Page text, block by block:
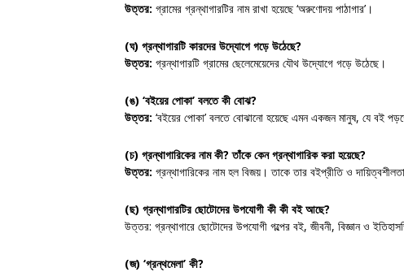
উত্তর: গ্রামের গ্রন্থাগারটির নাম রাখা হয়েছে ‘অরুণোদয় পাঠাগার’।
(ঘ) গ্রন্থাগারটি কারদের উদ্যোগে গড়ে উঠেছে?
উত্তর: গ্রন্থাগারটি গ্রামের ছেলেমেয়েদের যৌথ উদ্যোগে গড়ে উঠেছে।
(ঙ) ‘বইয়ের পোকা’ বলতে কী বোঝ?
উত্তর: ‘বইয়ের পোকা’ বলতে বোঝানো হয়েছে এমন একজন মানুষ, যে বই
(চ) গ্রন্থাগারিকের নাম কী? তাঁকে কেন গ্রন্থাগারিক করা হয়েছে?
উত্তর: গ্রন্থাগারিকের নাম হল বিজয়। তাকে তার বইপ্রীতি ও
(ছ) গ্রন্থাগারটির ছোটোদের উপযোগী কী কী বই আছে?
উত্তর: গ্রন্থাগারে ছোটোদের উপযোগী গল্পের বই, জীবনী, বিজ্ঞান ও
(জ) ‘গ্রন্থমেলা’ কী?